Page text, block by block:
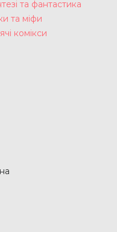
та фантастика
та міфи
комікси